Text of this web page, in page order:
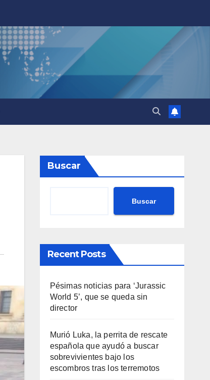
Buscar
Buscar
Recent Posts
Pésimas noticias para ‘Jurassic
World 5’, que se queda sin
director
Murió Luka, la perrita de rescate
española que ayudó a buscar
sobrevivientes bajo los
escombros tras los terremotos